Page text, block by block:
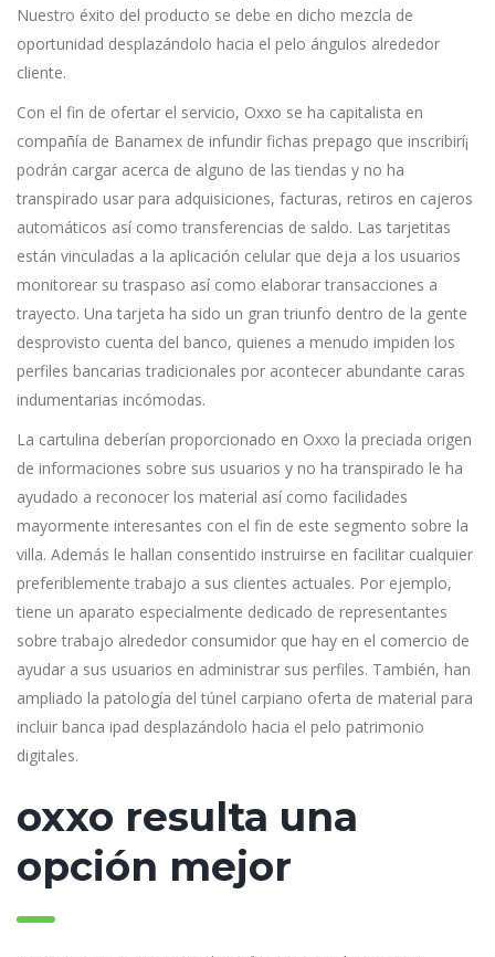
Nuestro éxito del producto se debe en dicho mezcla de
oportunidad desplazándolo hacia el pelo ángulos alrededor
cliente.
Con el fin de ofertar el servicio, Oxxo se ha capitalista en
compañía de Banamex de infundir fichas prepago que inscribirí¡
podrán cargar acerca de alguno de las tiendas y no ha
transpirado usar para adquisiciones, facturas, retiros en cajeros
automáticos así­ como transferencias de saldo. Las tarjetitas
están vinculadas a la aplicación celular que deja a los usuarios
monitorear su traspaso así­ como elaborar transacciones a
trayecto. Una tarjeta ha sido un gran triunfo dentro de la gente
desprovisto cuenta del banco, quienes a menudo impiden los
perfiles bancarias tradicionales por acontecer abundante caras
indumentarias incómodas.
La cartulina deberían proporcionado en Oxxo la preciada origen
de informaciones sobre sus usuarios y no ha transpirado le ha
ayudado a reconocer los material así­ como facilidades
mayormente interesantes con el fin de este segmento sobre la
villa. Además le hallan consentido instruirse en facilitar cualquier
preferiblemente trabajo a sus clientes actuales. Por ejemplo,
tiene un aparato especialmente dedicado de representantes
sobre trabajo alrededor consumidor que hay en el comercio de
ayudar a sus usuarios en administrar sus perfiles. También, han
ampliado la patologí­a del túnel carpiano oferta de material para
incluir banca ipad desplazándolo hacia el pelo patrimonio
digitales.
oxxo resulta una
opción mejor